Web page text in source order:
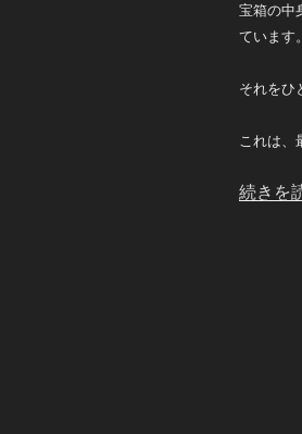
宝箱の中
ています。
それをひ
これは、
“過
続きを